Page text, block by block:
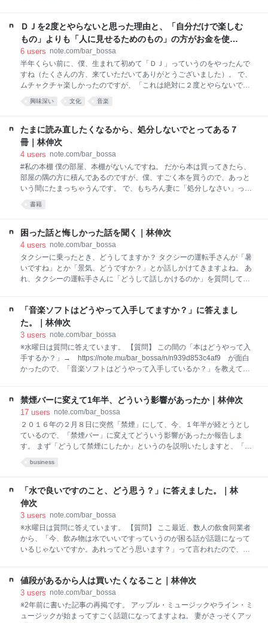
や４時間も彼女と話していたので、ほんと、いったい何を話していたの
か、とにかくすごく長い時間、彼女と電話をしていたはずです。 ※ その
次に電話をたくさんしたのは、高校生の時で、その女子の名前はごめん
なさい、忘れてしまったのですが、その彼女の友人の女子のことを僕が
好きで、色々と教えてもらっていたように思います。 その電話をしてい
た彼女は、とにかくＴＭネットワークが大好きで、何度も聞くようにと
歌えるようになったのを
ＤＪを2度とやらないと思った理由と、「自分だけで楽しむ
もの」よりも「人に見せるためのもの」の方がお金を使う
こと｜林伸次
6 users note.com/bar_bossa
半年くらい前に、僕、生まれて初めて「ＤＪ」っていうのをやったんで
すね（たくさんの方、来ていただいてありがとうございました）。 で、
ムチャクチャ楽しかったのですが、「これは絶対に２度とやらないでお
こう」って思いました。 ＤＪをやってると、「ああ、こういう曲がみん
な盛り上がるんだ」とかっていうのがすごくリアルに伝わるんですね。
って感じで盛り上がるのになあ。今度ＤＪやるときはあのレコードとあ
のレコードを買わなきゃなあ」ってことを現場で感じ始めたんです。
僕、以前、ボッサ・レコードという「ブラジルから中古レコードを輸入
して販売するというネットレコード店」っていうのをやってたんです
ね。 で、エリス・レジーナとジョルジ・ベンっていうアーティストがす
ごく人気があったんです。もちろん僕もカッコいいのはわかるけど、１
枚４、５千円、モノによって
興味深い 文化 音楽
たまに読み直したくなるから、処分しないでとってある７
冊｜林伸次
4 users note.com/bar_bossa
#私の本棚 僕の部屋、本棚がないんですね。 だから本は買ってきたら、
部屋の隅の方に積んであるのですが、僕、すごく本を買うので、あっと
いう間にたまっちゃうんです。 で、もちろん妻に「処分しなさい」って
定期的に叱られるんですね。 だから、買っては読んで、捨てたり売った
り、誰かにあげたりして、とにかく処分してしまうんです。 だから基本
たまに読みなおしたいな」って思う本が、数冊あるんですね。 で、それ
は、さすがに保存してあるんです。 その本のタイトルを今回は書きま
す。 ●フジモトマサル『長めのいい部屋』 フジモトマサルさんは全作大
好きなのですが、やっぱりこれが最高傑作だと思います。「シロクマが
ペンギンのことを好き」という設定なだけで、どうしてこんなに面白く
書籍
困った話と悔しかった話を聞く｜林伸次
4 users note.com/bar_bossa
タクシーに乗ったとき、どうしてますか？ タクシーの運転手さんが「暑
いですね」とか「景気、どうですか？」とか話しかけてきますよね。 あ
れ、タクシーの運転手さんに「どうして話しかけるのか」を質問してみ
らいだそうです。 さて、それに対して、「話しかけないで」と表現する
には、「寝る」か「携帯電話を取り出して、何か作業を始める」という
のをすると、まずタクシーの運転手の方は話すのをやめてくれます。 ち
なみに、僕は、「あ、この運転手さん、話好きなんだ。でも天気の話ば
かりだとつまんないなあ」と感じたら、こうやって切り出します。 「今
まで、一番困ったことって何ですか？」 これは本当に面白い答えが返っ
「音楽ソフトはどうやって入手してますか？」に答えまし
た。｜林伸次
3 users note.com/bar_bossa
※水曜日は質問に答えています。 【質問】 この間の「本はどうやって入
手するか？」→ https://note.mu/bar_bossa/n/n939d853c4af9 が面白
かったので、「音楽ソフトはどうやって入手しているか？」を教えても
かそういう「新譜でこれが良かった」っていうのをツイートしてくれる
人がいて、その人達のセンスを信頼しているので、YouTubeとかで試聴
して、良ければ後でＣＤ店に行って買います。 あとラティーナとイント
キシケイトという音楽雑誌に、たまに原稿を書いているので、その２誌
が毎月届くんですね。それをチェックして、良さそうだったらYouTube
ンではあまり買いません。という
禁煙バーに変えて1年半、どういう影響があったか｜林伸次
17 users note.com/bar_bossa
２０１６年の２月８日に突然「禁煙」にして、今、１年半が経とうとし
ているので、「禁煙バー」に変えてどういう影響があったか報告しま
す。 まず「どうして禁煙にしたか」というのを説明いたしますと、「隣
したのですが、僕が気になっていたのは禁煙にしたら「愛煙家の常連さ
んが離れる」のと「売り上げが落ちる」ということでした。 この「愛煙
家の常連さんが離れる」に関しては、あらかじめ何人かの愛煙家のお客
様に「もしbar bossaが禁煙にしたらどうします？」って質問してみたん
ですね。 そしたら「今はどこでもそうだから大丈夫。吸いたくなったら
外に吸いに行く」って仰ってくれたんです。 で、結果としてはそうして
くれ
business
「水で良いですのこと、どう思う？」に答えました。｜林
伸次
3 users note.com/bar_bossa
※水曜日は質問に答えています。 【質問】 ここ最近、数人の飲食同業者
から、「今、飲み物は水でいいですっていうのが困る話が話題になって
いるじゃないですか。あれってどう思います？」って言われたので、そ
か」という問題について考えます。 これは「年長者が若い人に教えない
から」、これが一番の原因だと思います。 僕がバーテンダー修行を始め
た２２年前は、会社の上司とかが若い人を連れてきて、 「バーはね、チ
ャージって言うのがあるから。ほら、何にも頼んでいないのに今、お通
値段があるから人は買いたくなること｜林伸次
3 users note.com/bar_bossa
※2年前に書いた記事の再掲です。 アップル・ミュージックやライン・ミ
ュージックが始まってすごく話題になってますよね。 妻がさっそくアッ